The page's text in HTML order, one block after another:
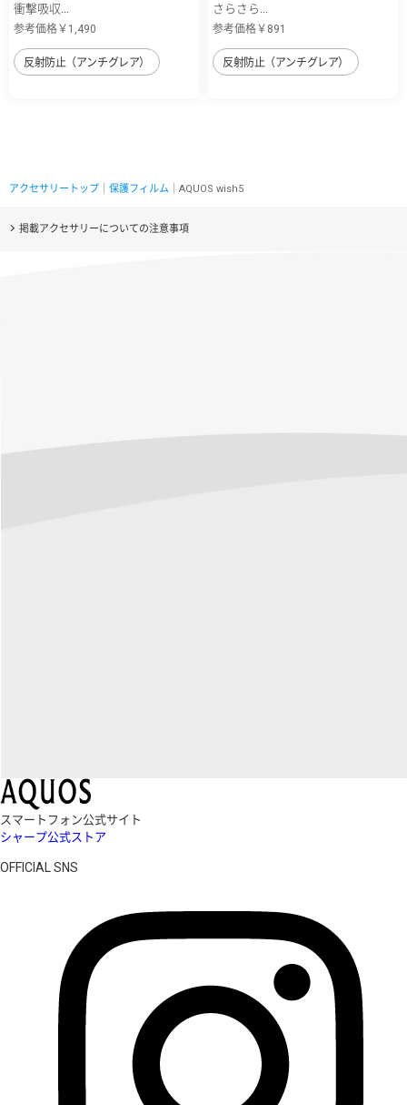
衝撃吸収...
参考価格￥1,490
反射防止（アンチグレア）
さらさら...
参考価格￥891
反射防止（アンチグレア）
アクセサリートップ 保護フィルム ｜AQUOS wish5
掲載アクセサリーについての注意事項
スマートフォン公式サイト
シャープ公式ストア
OFFICIAL SNS